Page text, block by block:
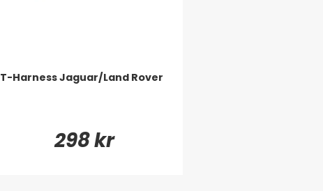
T-Harness Jaguar/Land Rover
298 kr